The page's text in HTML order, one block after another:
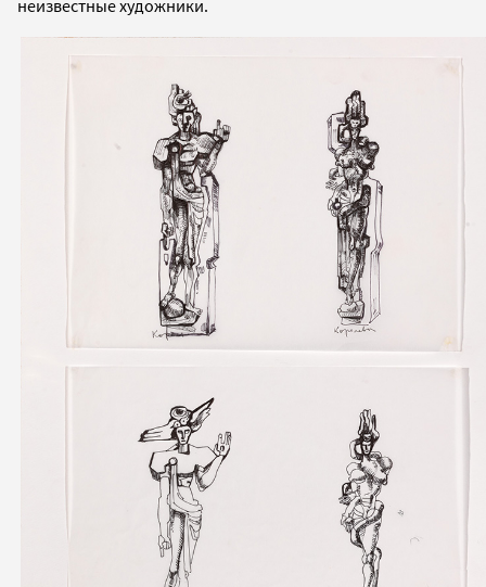
неизвестные художники.